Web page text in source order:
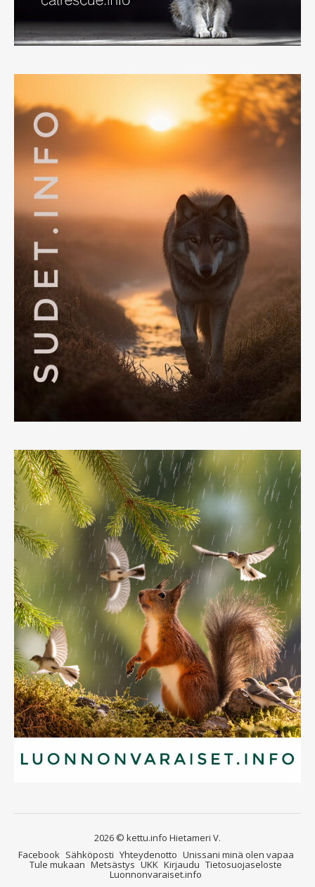
2026 © kettu.info Hietameri V.
Facebook Sähköposti Yhteydenotto Unissani minä olen vapaa
Tule mukaan Metsästys UKK Kirjaudu Tietosuojaseloste
Luonnonvaraiset.info